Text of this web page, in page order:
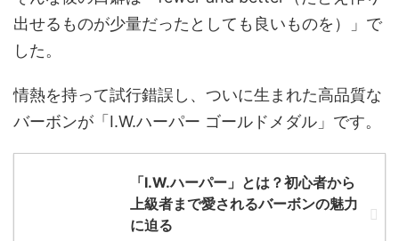
出せるものが少量だったとしても良いものを）」で
した。
情熱を持って試行錯誤し、ついに生まれた高品質な
バーボンが「I.W.ハーパー ゴールドメダル」です。
「I.W.ハーパー」とは？初心者から
上級者まで愛されるバーボンの魅力
に迫る